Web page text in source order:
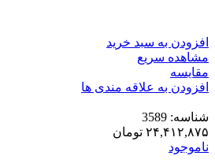
افزودن به سبد خرید
مشاهده سریع
مقایسه
افزودن به علاقه مندی ها
شناسه: 3589
۲۴,۴۱۲,۸۷۵ تومان
ناموجود